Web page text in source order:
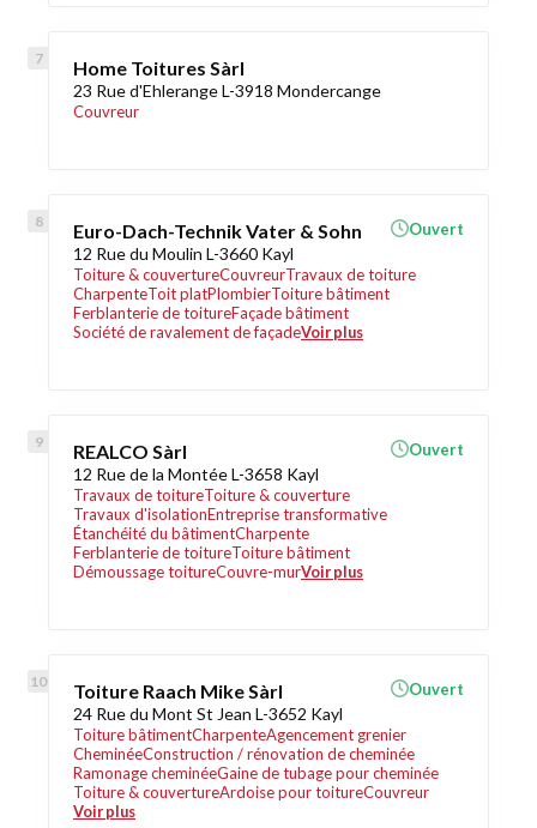
Home Toitures Sàrl
23 Rue d'Ehlerange L-3918 Mondercange
Couvreur
Euro-Dach-Technik Vater & Sohn
12 Rue du Moulin L-3660 Kayl
Toiture & couvertureCouvreurTravaux de toiture
CharpenteToit platPlombierToiture bâtiment
Ferblanterie de toitureFaçade bâtiment
Société de ravalement de façadeVoir plus
Ouvert
REALCO Sàrl
12 Rue de la Montée L-3658 Kayl
Travaux de toitureToiture & couverture
Travaux d'isolationEntreprise transformative
Étanchéité du bâtimentCharpente
Ferblanterie de toitureToiture bâtiment
Démoussage toitureCouvre-murVoir plus
Ouvert
Toiture Raach Mike Sàrl
24 Rue du Mont St Jean L-3652 Kayl
Toiture bâtimentCharpenteAgencement grenier
CheminéeConstruction / rénovation de cheminée
Ramonage cheminéeGaine de tubage pour cheminée
Toiture & couvertureArdoise pour toitureCouvreur
Voir plus
Ouvert